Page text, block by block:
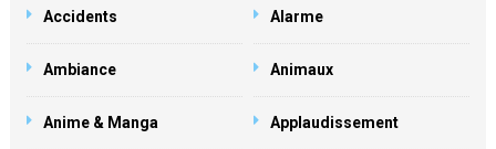
Accidents Alarme
Ambiance Animaux
Anime & Manga Applaudissement